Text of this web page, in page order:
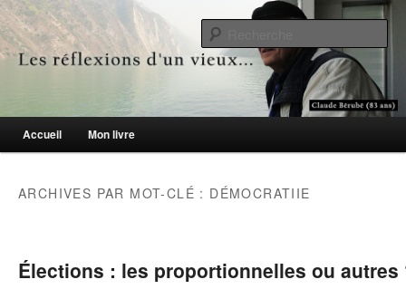
Les réflexions d'un vieux…
Le blogue des aînés de 65 ans et +
Menu principal
Aller au contenu principal
Aller au contenu secondaire
Accueil Mon livre
ARCHIVES PAR MOT-CLÉ : DÉMOCRATIIE
Élections : les proportionnelles ou autres